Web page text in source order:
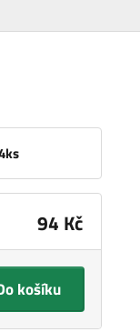
94 Kč
košíku